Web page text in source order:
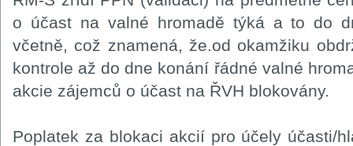
o účast na valné hromadě týká a to do
včetně, což znamená, že.od okamžiku
kontrole až do dne konání řádné valné
akcie zájemců o účast na ŘVH blokovány.
Poplatek za blokaci akcií pro účely účasti/